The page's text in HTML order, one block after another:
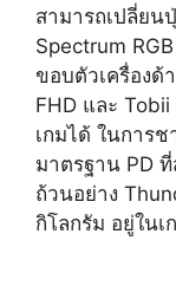
สามารถเปลี่ยน
Spectrum
ขอบตัวเครื่องด้
FHD และ
เกมได้ ในการ
มาตรฐาน PD
ถ้วนอย่าง
กิโลกรัม อยู่ใน